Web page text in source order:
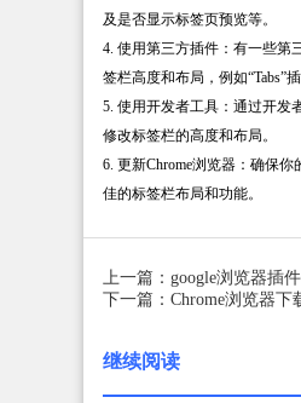
及是否显示标签页预览等。
4. 使用第三方插件：有一些第
签栏高度和布局，例如“Tabs”插
5. 使用开发者工具：通过开发
修改标签栏的高度和布局。
6. 更新Chrome浏览器：确保
佳的标签栏布局和功能。
上一篇：google浏览器插
下一篇：Chrome浏览器
继续阅读